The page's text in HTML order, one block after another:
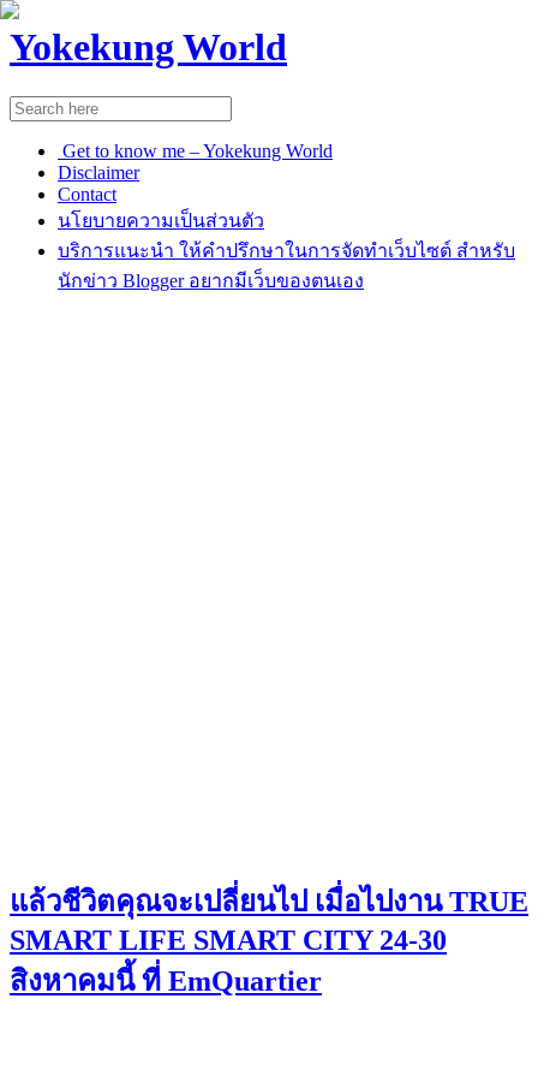
Yokekung World
Get to know me – Yokekung World
Disclaimer
Contact
นโยบายความเป็นส่วนตัว
บริการแนะนำ ให้คำปรึกษาในการจัดทำเว็บไซต์ สำหรับ
นักข่าว Blogger อยากมีเว็บของตนเอง
แล้วชีวิตคุณจะเปลี่ยนไป เมื่อไปงาน TRUE
SMART LIFE SMART CITY 24-30
สิงหาคมนี้ ที่ EmQuartier